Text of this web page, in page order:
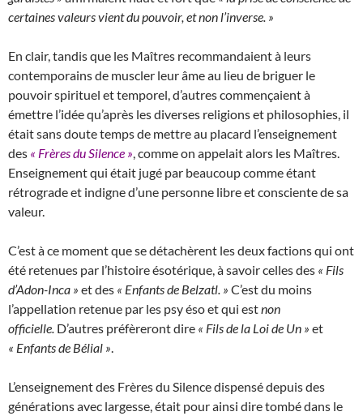
certaines valeurs vient du pouvoir, et non l’inverse. »
En clair, tandis que les Maîtres recommandaient à leurs
contemporains de muscler leur âme au lieu de briguer le
pouvoir spirituel et temporel, d’autres commençaient à
émettre l’idée qu’après les diverses religions et philosophies, il
était sans doute temps de mettre au placard l’enseignement
des « Frères du Silence » , comme on appelait alors les Maîtres.
Enseignement qui était jugé par beaucoup comme étant
rétrograde et indigne d’une personne libre et consciente de sa
valeur.
C’est à ce moment que se détachèrent les deux factions qui ont
été retenues par l’histoire ésotérique, à savoir celles des « Fils
d’Adon-Inca » et des « Enfants de Belzatl. » C’est du moins
l’appellation retenue par les psy éso et qui estnon
officielle. D’autres préfèreront dire « Fils de la Loi de Un » et
« Enfants de Bélial »
L’enseignement des Frères du Silence dispensé depuis des
générations avec largesse, était pour ainsi dire tombé dans le